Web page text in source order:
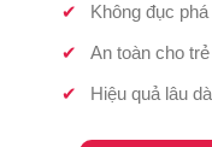
Không đục
An toàn cho
Hiệu quả lâu